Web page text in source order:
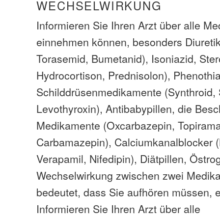
WECHSELWIRKUNG
Informieren Sie Ihren Arzt über alle
einnehmen können, besonders
Torasemid, Bumetanid), Isoniazid,
Hydrocortison, Prednisolon),
Schilddrüsenmedikamente
Levothyroxin), Antibabypillen, die
Medikamente (Oxcarbazepin,
Carbamazepin), Calciumkanalblocker
Verapamil, Nifedipin), Diätpillen,
Wechselwirkung zwischen zwei
bedeutet, dass Sie aufhören müssen,
Informieren Sie Ihren Arzt über alle